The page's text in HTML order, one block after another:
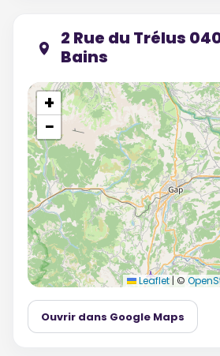
2 Rue du Trélus
Bains
+
−
Leaflet | ©
Ouvrir dans Google Maps